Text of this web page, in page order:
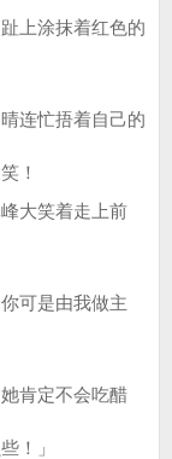
上涂抹着红色的
连忙捂着自己的
！
大笑着走上前
可是由我做主
肯定不会吃醋
！」